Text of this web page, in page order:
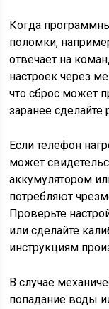
Когда
поломки,
отвечает на
настроек через
что сброс может
заранее
Если телефон
может
аккумулятором
потребляют
Проверьте
или сделайте
инструкциям
В случае
попадание воды